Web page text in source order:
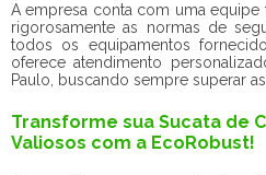
A empresa conta com uma equipe
rigorosamente as normas de
todos os equipamentos
oferece atendimento
Paulo, buscando sempre superar
Transforme sua Sucata de
Valiosos com a EcoRobust!